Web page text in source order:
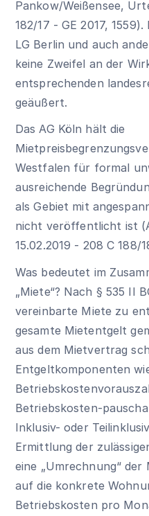
Pankow/Weißensee,
182/17 - GE 2017,
LG Berlin und auch
keine Zweifel an der
entsprechenden
geäußert.
Das AG Köln hält die
Westfalen für formal
ausreichende
als Gebiet mit
nicht veröffentlicht ist
15.02.2019 - 208 C 188/
Was bedeutet im
„Miete“? Nach § 535 II
vereinbarte Miete zu
gesamte Mietentgelt
aus dem Mietvertrag
Entgeltkomponenten
Betriebskosten-
Inklusiv- oder
Ermittlung der
eine „Umrechnung“
auf die konkrete
Betriebskosten pro